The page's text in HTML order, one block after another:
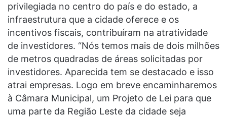
privilegiada no centro do país e do estado, a
infraestrutura que a cidade oferece e os
incentivos fiscais, contribuíram na atratividade
de investidores. “Nós temos mais de dois milhões
de metros quadradas de áreas solicitadas por
investidores. Aparecida tem se destacado e isso
atrai empresas. Logo em breve encaminharemos
à Câmara Municipal, um Projeto de Lei para que
uma parte da Região Leste da cidade seja